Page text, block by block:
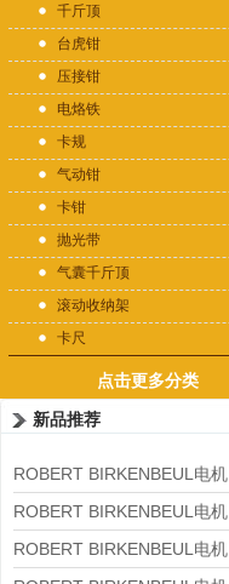
千斤顶
台虎钳
压接钳
电烙铁
卡规
气动钳
卡钳
抛光带
气囊千斤顶
滚动收纳架
卡尺
点击更多分类
新品推荐
ROBERT BIRKENBEUL电机
8APE225M-4-IE3
ROBERT BIRKENBEUL电机
8APE180L-4 IE3
ROBERT BIRKENBEUL电机